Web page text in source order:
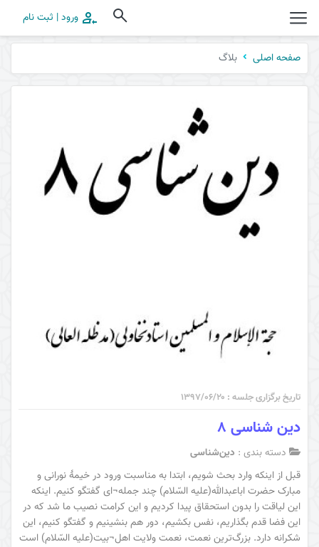
ورود | ثبت نام
صفحه اصلی بلاگ
تاریخ برگزاری جلسه : ۱۳۹۷/۰۶/۲۰
دین شناسی 8
دسته بندی : دین‌شناسی
قبل از اینکه وارد بحث شویم، ابتدا به مناسبت ورود در خیمۀ نورانی و
مبارک حضرت اباعبدالله(عليه السّلام) چند جمله¬ای گفتگو کنیم. اینکه
این لیاقت را بدون استحقاق پیدا کردیم و این کرامت نصیب ما شد که در
این فضا قدم بگذاریم، نفس بکشیم، دور هم بنشینیم و گفتگو کنیم، این
شکرانه دارد. بزرگ‌ترین نعمت، نعمت ولایت اهل¬بیت(عليه السّلام) است